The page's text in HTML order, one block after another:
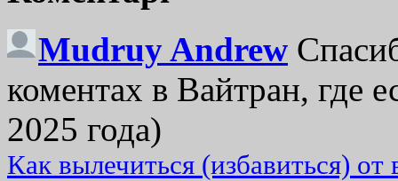
Mudruy Andrew
коментах в Вайтран, где
2025 года)
Как вылечиться (избавиться)